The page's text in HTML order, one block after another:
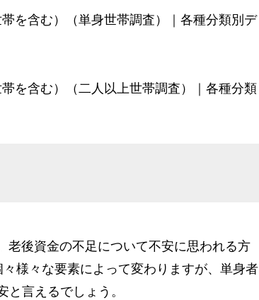
を含む）（単身世帯調査）｜各種分類別デ
を含む）（二人以上世帯調査）｜各種分類
後資金の不足について不安に思われる方
様々な要素によって変わりますが、単身者
言えるでしょう。